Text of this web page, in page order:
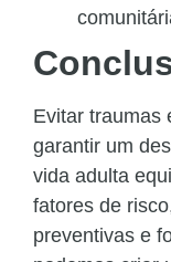
Evitar traumas
garantir um
vida adulta
fatores de
preventivas e